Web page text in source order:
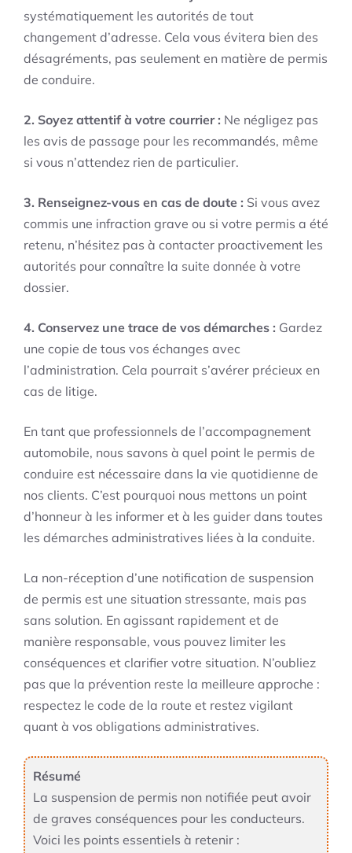
systématiquement les autorités de tout
changement d’adresse. Cela vous évitera bien des
désagréments, pas seulement en matière de permis
de conduire.
2. Soyez attentif à votre courrier : Ne négligez pas
les avis de passage pour les recommandés, même
si vous n’attendez rien de particulier.
3. Renseignez-vous en cas de doute : Si vous avez
commis une infraction grave ou si votre permis a été
retenu, n’hésitez pas à contacter proactivement les
autorités pour connaître la suite donnée à votre
dossier.
4. Conservez une trace de vos démarches : Gardez
une copie de tous vos échanges avec
l’administration. Cela pourrait s’avérer précieux en
cas de litige.
En tant que professionnels de l’accompagnement
automobile, nous savons à quel point le permis de
conduire est nécessaire dans la vie quotidienne de
nos clients. C’est pourquoi nous mettons un point
d’honneur à les informer et à les guider dans toutes
les démarches administratives liées à la conduite.
La non-réception d’une notification de suspension
de permis est une situation stressante, mais pas
sans solution. En agissant rapidement et de
manière responsable, vous pouvez limiter les
conséquences et clarifier votre situation. N’oubliez
pas que la prévention reste la meilleure approche :
respectez le code de la route et restez vigilant
quant à vos obligations administratives.
Résumé
La suspension de permis non notifiée peut avoir
de graves conséquences pour les conducteurs.
Voici les points essentiels à retenir :